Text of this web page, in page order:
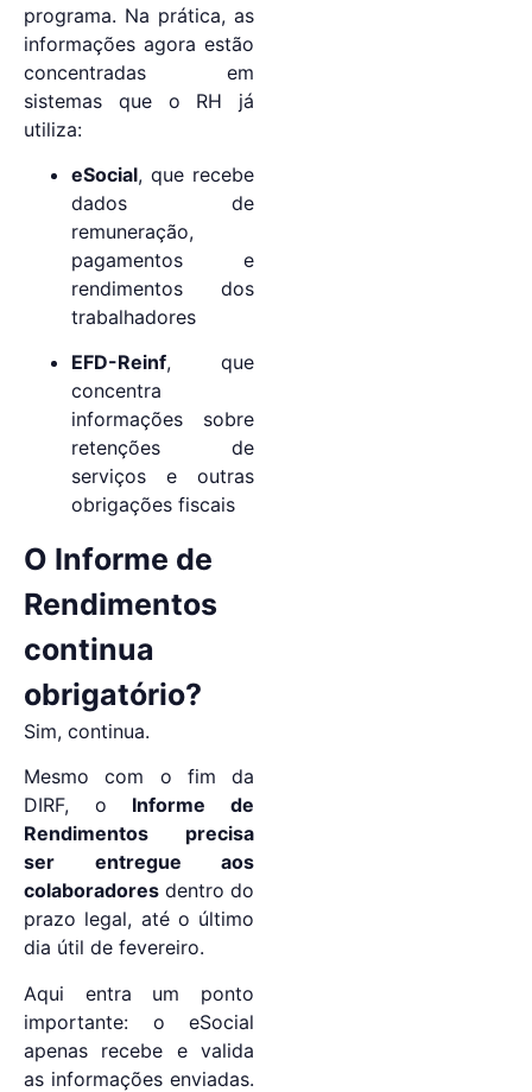
programa. Na prática, as
informações agora estão
concentradas em
sistemas que o RH já
utiliza:
eSocial, que recebe
dados de
remuneração,
pagamentos e
rendimentos dos
trabalhadores
EFD-Reinf, que
concentra
informações sobre
retenções de
serviços e outras
obrigações fiscais
O Informe de
Rendimentos
continua
obrigatório?
Sim, continua.
Mesmo com o fim da
DIRF, o Informe de
Rendimentos precisa
ser entregue aos
colaboradores dentro do
prazo legal, até o último
dia útil de fevereiro.
Aqui entra um ponto
importante: o eSocial
apenas recebe e valida
as informações enviadas.